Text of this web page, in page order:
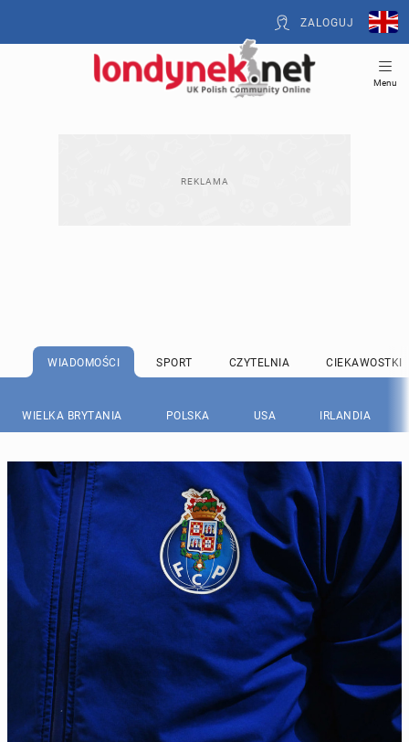
ZALOGUJ
Menu
WIADOMOŚCI SPORT CZYTELNIA CIEKAWOSTKI
WIELKA BRYTANIA POLSKA USA IRLANDIA